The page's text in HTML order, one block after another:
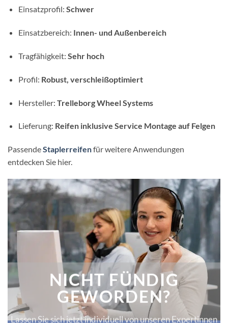
Einsatzprofil: Schwer
Einsatzbereich: Innen- und Außenbereich
Tragfähigkeit: Sehr hoch
Profil: Robust, verschleißoptimiert
Hersteller: Trelleborg Wheel Systems
Lieferung: Reifen inklusive Service Montage auf Felgen
PassendeStaplerreifenfür weitere Anwendungen
entdecken Sie hier.
NICHT FÜNDIG
GEWORDEN?
Lassen Sie sich jetzt individuell von unseren Expertinnen